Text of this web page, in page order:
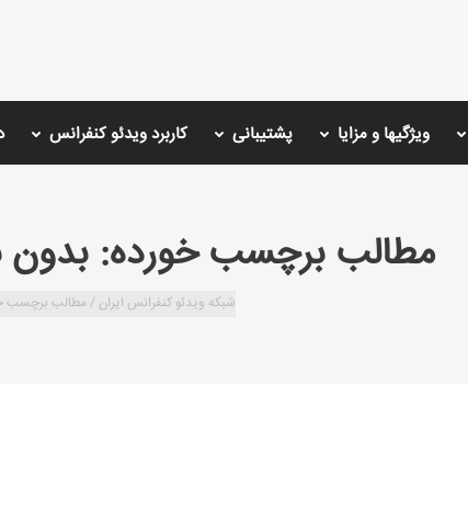
ویژگیها و مزایا پشتیبانی کاربرد ویدئو کنفرانس
مطالب برچسب خورده:بدون
شبکه ویدئو کنفرانس ایران / مطالب برچسب